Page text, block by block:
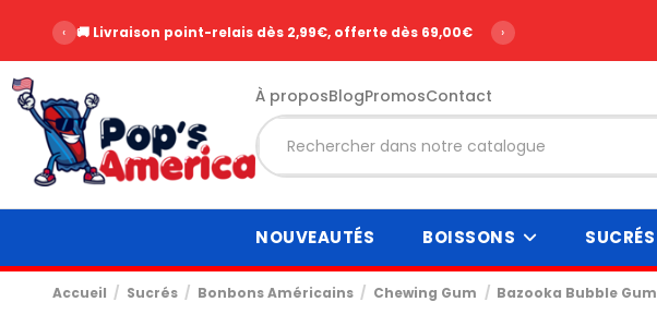
‹ 🚚 Livraison point-relais dès 2,99€, offerte dès 69,00€ ›
À proposBlogPromosContact
NOUVEAUTÉS BOISSONS SUCRÉS
Accueil Sucrés Bonbons Américains Chewing Gum Bazooka Bubble Gum